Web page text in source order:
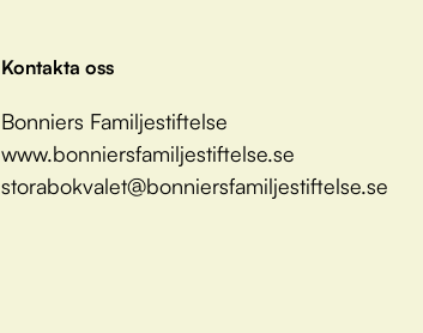
Kontakta oss
Bonniers Familjestiftelse
www.bonniersfamiljestiftelse.se
storabokvalet@bonniersfamiljestiftelse.se